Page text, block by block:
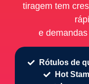
tiragem tem
e
Rótulos de
Hot